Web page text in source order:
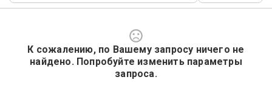
К сожалению, по Вашему запросу ничего не
найдено. Попробуйте изменить параметры
запроса.